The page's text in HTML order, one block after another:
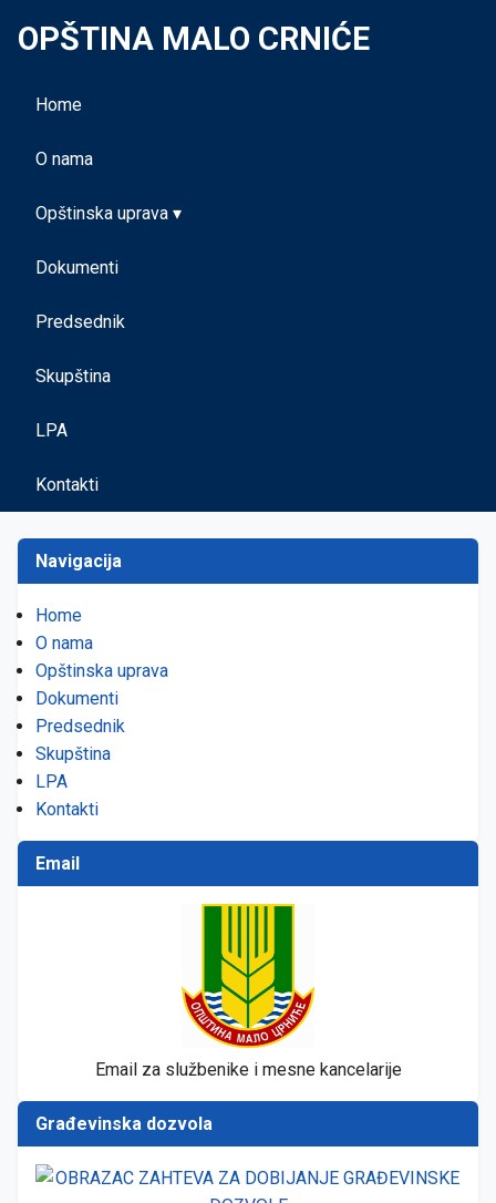
OPŠTINA MALO CRNIĆE
Home
O nama
Opštinska uprava ▾
Dokumenti
Predsednik
Skupština
LPA
Kontakti
Navigacija
Home
O nama
Opštinska uprava
Dokumenti
Predsednik
Skupština
LPA
Kontakti
Email
Email za službenike i mesne kancelarije
Građevinska dozvola